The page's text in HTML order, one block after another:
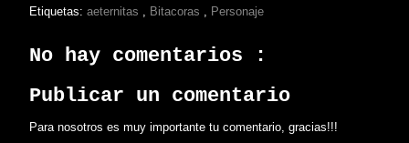
Etiquetas: aeternitas Bitacoras Personaje
No hay comentarios :
Publicar un comentario
Para nosotros es muy importante tu comentario, gracias!!!